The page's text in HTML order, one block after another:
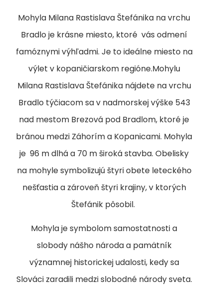
Mohyla Milana Rastislava Štefánika na vrchu
Bradlo je krásne miesto, ktoré vás odmení
famóznymi výhľadmi. Je to ideálne miesto na
výlet v kopaničiarskom regióne.Mohylu
Milana Rastislava Štefánika nájdete na vrchu
Bradlo týčiacom sa v nadmorskej výške 543
nad mestom Brezová pod Bradlom, ktoré je
bránou medzi Záhorím a Kopanicami. Mohyla
je 96 m dlhá a 70 m široká stavba. Obelisky
na mohyle symbolizujú štyri obete leteckého
nešťastia a zároveň štyri krajiny, v ktorých
Štefánik pôsobil.
Mohyla je symbolom samostatnosti a
slobody nášho národa a pamätník
významnej historickej udalosti, kedy sa
Slováci zaradili medzi slobodné národy sveta.